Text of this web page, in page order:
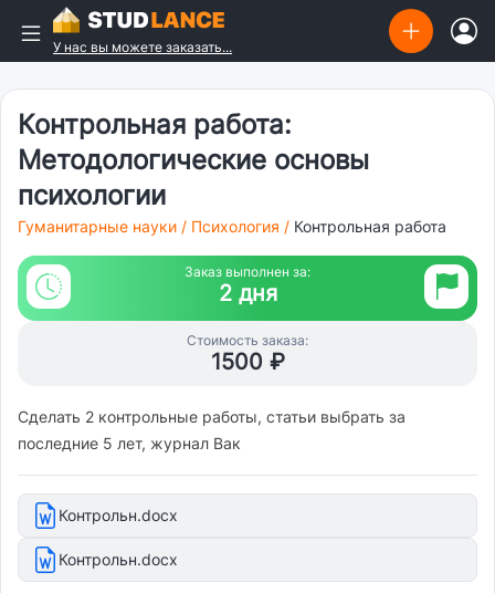
У нас вы можете заказать...
Контрольная работа:
Методологические основы
психологии
Гуманитарные науки / Психология / Контрольная работа
Заказ выполнен за:
2 дня
Стоимость заказа:
1500 ₽
Сделать 2 контрольные работы, статьи выбрать за
последние 5 лет, журнал Вак
Контрольн.docx
Контрольн.docx